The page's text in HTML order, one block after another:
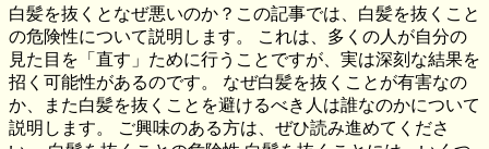
白髪を抜くとなぜ悪いのか？この記事では、白髪を抜くこと
の危険性について説明します。 これは、多くの人が自分の
見た目を「直す」ために行うことですが、実は深刻な結果を
招く可能性があるのです。 なぜ白髪を抜くことが有害なの
か、また白髪を抜くことを避けるべき人は誰なのかについて
説明します。 ご興味のある方は、ぜひ読み進めてくださ